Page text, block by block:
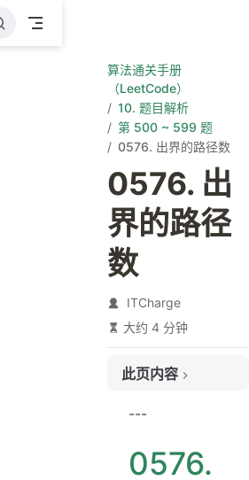
算法通关手册
（LeetCode）
10. 题目解析
第 500 ~ 599 题
0576. 出界的路径数
0576. 出
界的路径
数
ITCharge
大约 4 分钟
此页内容
解题思路
---
0576.